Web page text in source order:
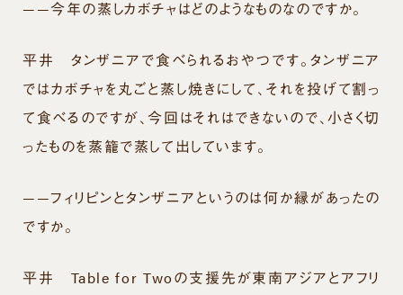
——今年の蒸しカボチャはどのようなものなのですか。
平井
タンザニアで食べられるおやつです。タンザニア
ではカボチャを丸ごと蒸し焼きにして、それを投げて割っ
て食べるのですが、今回はそれはできないので、小さく切
ったものを蒸籠で蒸して出しています。
——フィリピンとタンザニアというのは何か縁があったの
ですか。
平井
Table for Twoの支援先が東南アジアとアフリ